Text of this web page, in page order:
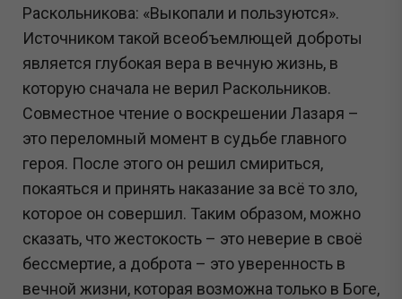
Раскольникова: «Выкопали и пользуются».
Источником такой всеобъемлющей доброты
является глубокая вера в вечную жизнь, в
которую сначала не верил Раскольников.
Совместное чтение о воскрешении Лазаря –
это переломный момент в судьбе главного
героя. После этого он решил смириться,
покаяться и принять наказание за всё то зло,
которое он совершил. Таким образом, можно
сказать, что жестокость – это неверие в своё
бессмертие, а доброта – это уверенность в
вечной жизни, которая возможна только в Боге,